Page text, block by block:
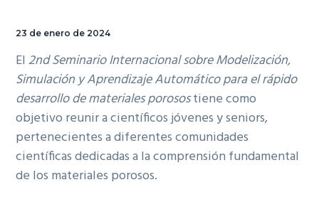
23 de enero de 2024
El2nd Seminario Internacional sobre Modelización,
Simulación y Aprendizaje Automático para el rápido
desarrollo de materiales porosostiene como
objetivo reunir a científicos jóvenes y seniors,
pertenecientes a diferentes comunidades
científicas dedicadas a la comprensión fundamental
de los materiales porosos.